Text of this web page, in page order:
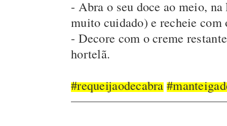
- Abra o seu doce ao meio,
muito cuidado) e recheie com
- Decore com o creme
hortelã.
#requeijaodecabra